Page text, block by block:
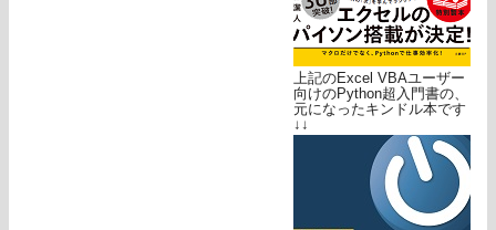
上記のExcel VBAユーザー
向けのPython超入門書の、
元になったキンドル本です
↓↓